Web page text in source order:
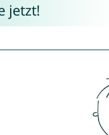
jetzt!